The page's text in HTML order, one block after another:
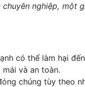
nghiệp, một
có thể làm hại
và an toàn.
chúng tùy theo